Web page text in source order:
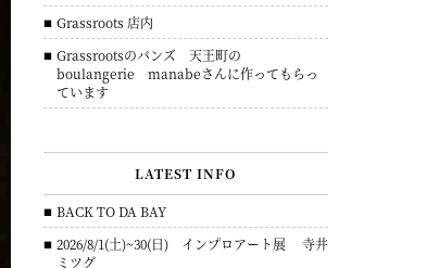
Grassroots 店内
Grassrootsのバンズ 天王町の
boulangerie manabeさんに作ってもらっ
ています
LATEST INFO
BACK TO DA BAY
2026/8/1(土)~30(日) インプロアート展 寺井
ミツグ